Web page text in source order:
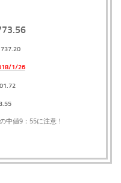
1/26
中値9：55に注意！